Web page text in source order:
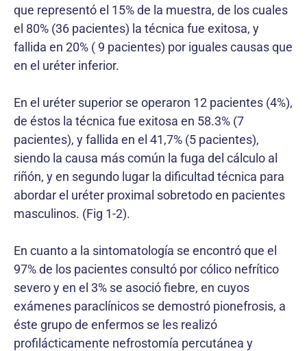
que representó el 15% de la muestra, de los cuales
el 80% (36 pacientes) la técnica fue exitosa, y
fallida en 20% ( 9 pacientes) por iguales causas que
en el uréter inferior.
En el uréter superior se operaron 12 pacientes (4%),
de éstos la técnica fue exitosa en 58.3% (7
pacientes), y fallida en el 41,7% (5 pacientes),
siendo la causa más común la fuga del cálculo al
riñón, y en segundo lugar la dificultad técnica para
abordar el uréter proximal sobretodo en pacientes
masculinos. (Fig 1-2).
En cuanto a la sintomatología se encontró que el
97% de los pacientes consultó por cólico nefrítico
severo y en el 3% se asoció fiebre, en cuyos
exámenes paraclínicos se demostró pionefrosis, a
éste grupo de enfermos se les realizó
profilácticamente nefrostomía percutánea y